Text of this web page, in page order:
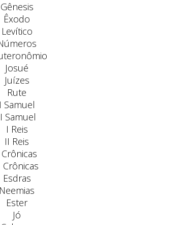
Gênesis
Êxodo
Levítico
Josué
Juízes
Rute
I Samuel
Samuel
I Reis
II Reis
Crônicas
Crônicas
Esdras
Neemias
Ester
Jó